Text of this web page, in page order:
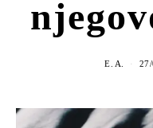
E. A. 27/